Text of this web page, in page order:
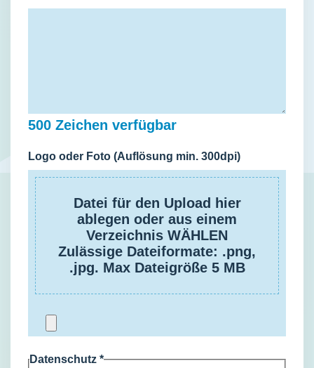
500 Zeichen verfügbar
Logo oder Foto (Auflösung min. 300dpi)
Datei für den Upload hier
ablegen oder aus einem
Verzeichnis WÄHLEN
Zulässige Dateiformate: .png,
.jpg. Max Dateigröße 5 MB
Datenschutz *